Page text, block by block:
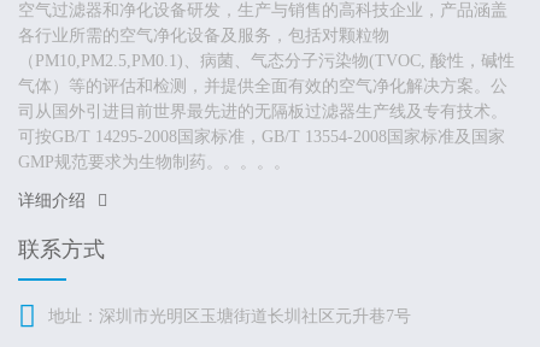
空气过滤器和净化设备研发，生产与销售的高科技企业，产品涵盖
各行业所需的空气净化设备及服务，包括对颗粒物
（PM10,PM2.5,PM0.1)、病菌、气态分子污染物(TVOC, 酸性，碱性
气体）等的评估和检测，并提供全面有效的空气净化解决方案。公
司从国外引进目前世界最先进的无隔板过滤器生产线及专有技术。
可按GB/T 14295-2008国家标准，GB/T 13554-2008国家标准及国家
GMP规范要求为生物制药。。。。。
详细介绍
联系方式
地址：深圳市光明区玉塘街道长圳社区元升巷7号